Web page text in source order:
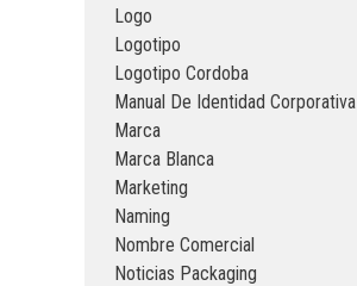
Logo
Logotipo
Logotipo Cordoba
Manual De Identidad Corporativa
Marca
Marca Blanca
Marketing
Naming
Nombre Comercial
Noticias Packaging